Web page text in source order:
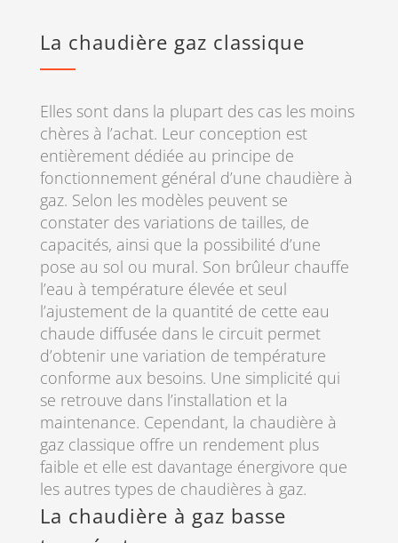
La chaudière gaz classique
Elles sont dans la plupart des cas les moins
chères à l’achat. Leur conception est
entièrement dédiée au principe de
fonctionnement général d’une chaudière à
gaz. Selon les modèles peuvent se
constater des variations de tailles, de
capacités, ainsi que la possibilité d’une
pose au sol ou mural. Son brûleur chauffe
l’eau à température élevée et seul
l’ajustement de la quantité de cette eau
chaude diffusée dans le circuit permet
d’obtenir une variation de température
conforme aux besoins. Une simplicité qui
se retrouve dans l’installation et la
maintenance. Cependant, la chaudière à
gaz classique offre un rendement plus
faible et elle est davantage énergivore que
les autres types de chaudières à gaz.
La chaudière à gaz basse